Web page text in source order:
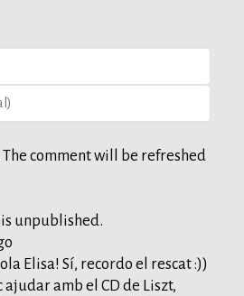
The comment will be refreshed
unpublished.
Elisa! Sí, recordo el rescat :))
ajudar amb el CD de Liszt,